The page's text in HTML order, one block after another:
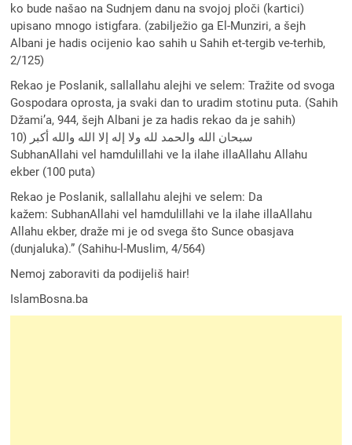
ko bude našao na Sudnjem danu na svojoj ploči (kartici)
upisano mnogo istigfara. (zabilježio ga El-Munziri, a šejh
Albani je hadis ocijenio kao sahih u Sahih et-tergib ve-terhib,
2/125)
Rekao je Poslanik, sallallahu alejhi ve selem: Tražite od svoga
Gospodara oprosta, ja svaki dan to uradim stotinu puta. (Sahih
Džami’a, 944, šejh Albani je za hadis rekao da je sahih)
10) سبحان الله والحمد لله ولا إله إلا الله والله أكبر
SubhanAllahi vel hamdulillahi ve la ilahe illaAllahu Allahu
ekber (100 puta)
Rekao je Poslanik, sallallahu alejhi ve selem: Da
kažem: SubhanAllahi vel hamdulillahi ve la ilahe illaAllahu
Allahu ekber, draže mi je od svega što Sunce obasjava
(dunjaluka).” (Sahihu-l-Muslim, 4/564)
Nemoj zaboraviti da podijeliš hair!
IslamBosna.ba